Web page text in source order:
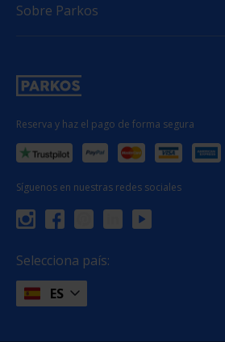
Reserva y haz el pago de forma segura
Síguenos en nuestras redes sociales
Selecciona país:
ES
Sobre Parkos